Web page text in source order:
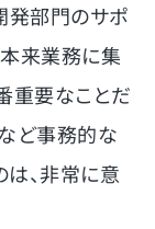
発部門のサポ
来業務に集
重要なことだ
ど事務的な
、非常に意